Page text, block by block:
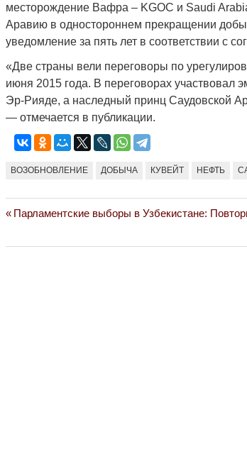
месторождение Вафра – KGOC и Saudi
Аравию в одностороннем прекращении
уведомление за пять лет в соответствии с
«Две страны вели переговоры по
июня 2015 года. В переговорах участвовал
Эр-Рияде, а наследный принц Саудовской
— отмечается в публикации.
ВОЗОБНОВЛЕНИЕ ДОБЫЧА КУВЕЙТ НЕФТЬ
Навигация
по
Previous
Парламентские выборы в Узбекистане: